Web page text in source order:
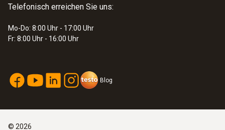
Telefonisch erreichen Sie uns:
Mo-Do: 8:00 Uhr - 17:00 Uhr
Fr: 8:00 Uhr - 16:00 Uhr
Blog
© 2026